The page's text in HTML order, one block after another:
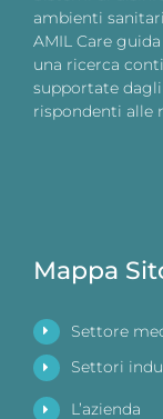
ambienti
AMIL Care
una ricerca
supportate
rispondenti alle
Mappa
Settore
Settori
L’azienda